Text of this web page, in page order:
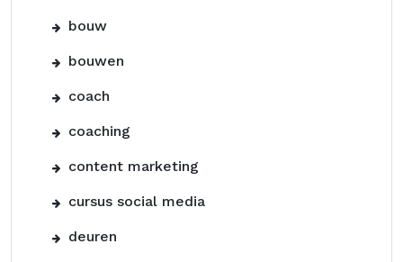
bouw
bouwen
coach
coaching
content marketing
cursus social media
deuren